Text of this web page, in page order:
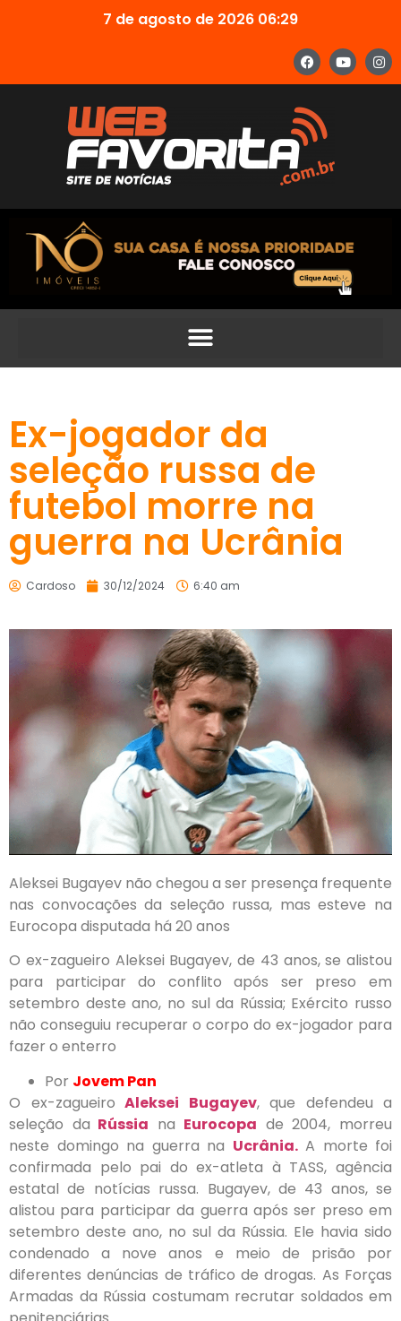
7 de agosto de 2026 06:29
Ex-jogador da
seleção russa de
futebol morre na
guerra na Ucrânia
Cardoso 30/12/2024 6:40 am
Aleksei Bugayev não chegou a ser presença frequente
nas convocações da seleção russa, mas esteve na
Eurocopa disputada há 20 anos
O ex-zagueiro Aleksei Bugayev, de 43 anos, se alistou
para participar do conflito após ser preso em
setembro deste ano, no sul da Rússia; Exército russo
não conseguiu recuperar o corpo do ex-jogador para
fazer o enterro
Por Jovem Pan
O ex-zagueiro Aleksei Bugayev, que defendeu a
seleção da Rússia na Eurocopa de 2004, morreu
neste domingo na guerra na Ucrânia.A morte foi
confirmada pelo pai do ex-atleta à TASS, agência
estatal de notícias russa. Bugayev, de 43 anos, se
alistou para participar da guerra após ser preso em
setembro deste ano, no sul da Rússia. Ele havia sido
condenado a nove anos e meio de prisão por
diferentes denúncias de tráfico de drogas. As Forças
Armadas da Rússia costumam recrutar soldados em